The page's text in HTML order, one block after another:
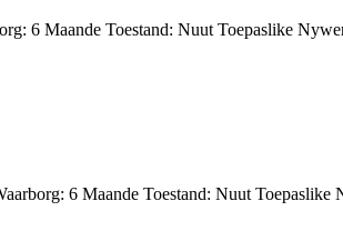
6 Maande Toestand: Nuut Toepaslike
6 Maande Toestand: Nuut Toepaslike